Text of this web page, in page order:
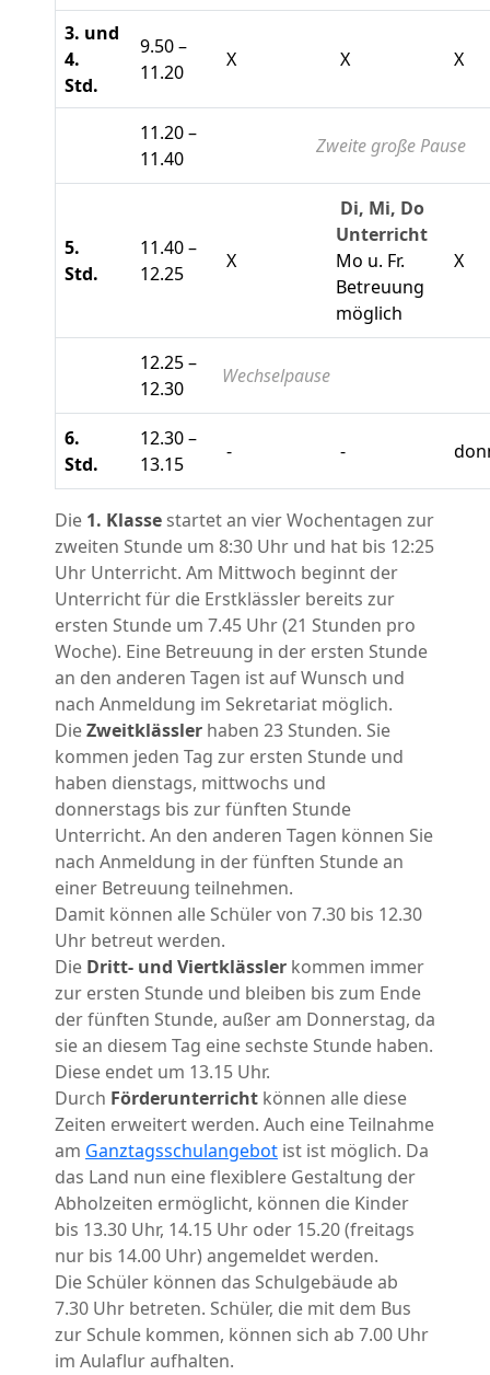
3. und
4.
Std.
9.50 –
11.20
X X X
11.20 –
11.40
Zweite große Pause
5.
Std.
11.40 –
12.25
X
Di, Mi, Do
Unterricht
Mo u. Fr.
Betreuung
möglich
X
12.25 –
12.30
Wechselpause
6.
Std.
12.30 –
13.15
- -
Die 1. Klasse startet an vier Wochentagen zur
zweiten Stunde um 8:30 Uhr und hat bis 12:25
Uhr Unterricht. Am Mittwoch beginnt der
Unterricht für die Erstklässler bereits zur
ersten Stunde um 7.45 Uhr (21 Stunden pro
Woche). Eine Betreuung in der ersten Stunde
an den anderen Tagen ist auf Wunsch und
nach Anmeldung im Sekretariat möglich.
DieZweitklässler haben 23 Stunden. Sie
kommen jeden Tag zur ersten Stunde und
haben dienstags, mittwochs und
donnerstags bis zur fünften Stunde
Unterricht. An den anderen Tagen können Sie
nach Anmeldung in der fünften Stunde an
einer Betreuung teilnehmen.
Damit können alle Schüler von 7.30 bis 12.30
Uhr betreut werden.
Die Dritt- und Viertklässler kommen immer
zur ersten Stunde und bleiben bis zum Ende
der fünften Stunde, außer am Donnerstag, da
sie an diesem Tag eine sechste Stunde haben.
Diese endet um 13.15 Uhr.
Durch Förderunterricht können alle diese
Zeiten erweitert werden. Auch eine Teilnahme
am Ganztagsschulangebot ist ist möglich. Da
das Land nun eine flexiblere Gestaltung der
Abholzeiten ermöglicht, können die Kinder
bis 13.30 Uhr, 14.15 Uhr oder 15.20 (freitags
nur bis 14.00 Uhr) angemeldet werden.
Die Schüler können das Schulgebäude ab
7.30 Uhr betreten. Schüler, die mit dem Bus
zur Schule kommen, können sich ab 7.00 Uhr
im Aulaflur aufhalten.